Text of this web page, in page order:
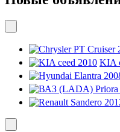
KIA